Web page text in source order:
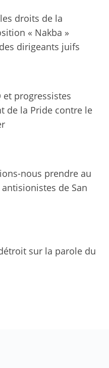
droits de la
« Nakba »
dirigeants juifs
et progressistes
de la Pride contre le
nous prendre au
de San
sur la parole du